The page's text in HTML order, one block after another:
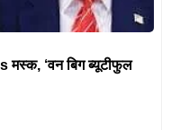
मस्क, ‘वन बिग ब्यूटीफुल